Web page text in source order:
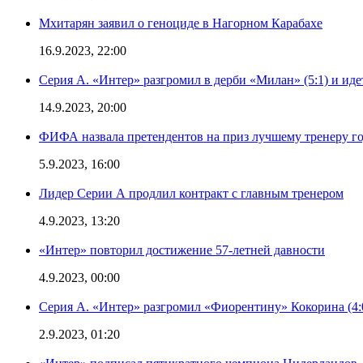
Мхитарян заявил о геноциде в Нагорном Карабахе
16.9.2023, 22:00
Серия А. «Интер» разгромил в дерби «Милан» (5:1) и
14.9.2023, 20:00
ФИФА назвала претендентов на приз лучшему тренеру
5.9.2023, 16:00
Лидер Серии А продлил контракт с главным тренером
4.9.2023, 13:20
«Интер» повторил достижение 57-летней давности
4.9.2023, 00:00
Серия А. «Интер» разгромил «Фиорентину» Кокорина
2.9.2023, 01:20